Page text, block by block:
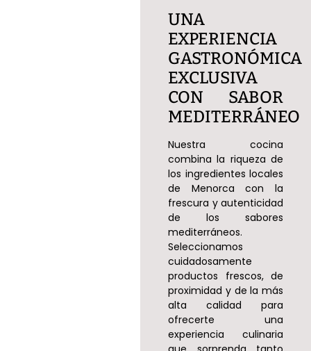
UNA
EXPERIENCIA
GASTRONÓMICA
EXCLUSIVA
CON SABOR
MEDITERRÁNEO
Nuestra cocina
combina la riqueza de
los ingredientes locales
de Menorca con la
frescura y autenticidad
de los sabores
mediterráneos.
Seleccionamos
cuidadosamente
productos frescos, de
proximidad y de la más
alta calidad para
ofrecerte una
experiencia culinaria